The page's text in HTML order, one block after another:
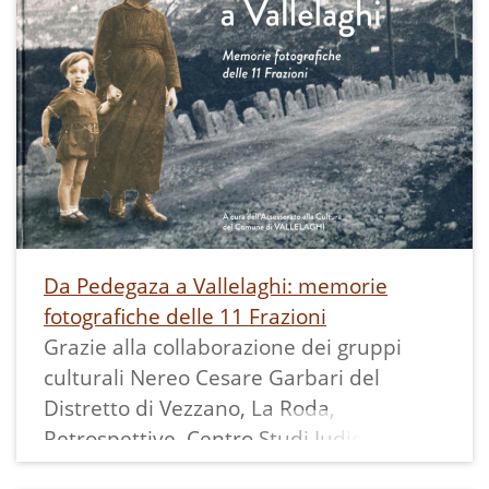
edicola sul lato lungo via Roma, la
vecchia illuminazione pubblica, i cavi
aerei della corrente con i bracci di
sostegno delle linee elettriche muniti di
isolatori in ceramica.
Da Pedegaza a Vallelaghi: memorie
fotografiche delle 11 Frazioni
Grazie alla collaborazione dei gruppi
culturali Nereo Cesare Garbari del
Distretto di Vezzano, La Roda,
Retrospettive, Centro Studi Judicaria,
Ecomuseo della Valle dei Laghi, Piccola